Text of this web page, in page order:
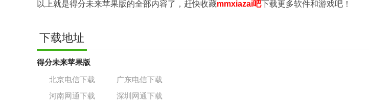
以上就是得分未来苹果版的全部内容了，赶快收藏mmxiazai吧下载更多软件和游戏吧！
下载地址
得分未来苹果版
北京电信下载
广东电信下载
河南网通下载
深圳网通下载